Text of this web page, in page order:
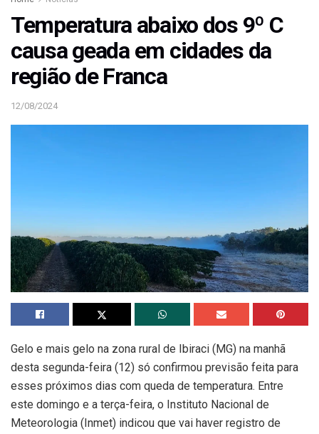
Temperatura abaixo dos 9º C
causa geada em cidades da
região de Franca
12/08/2024
Gelo e mais gelo na zona rural de Ibiraci (MG) na manhã
desta segunda-feira (12) só confirmou previsão feita para
esses próximos dias com queda de temperatura. Entre
este domingo e a terça-feira, o Instituto Nacional de
Meteorologia (Inmet) indicou que vai haver registro de